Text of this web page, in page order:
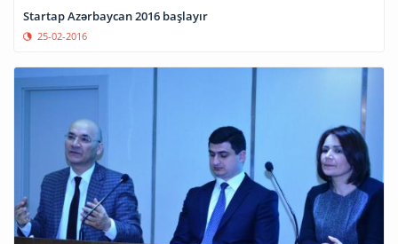
Startap Azərbaycan 2016 başlayır
25-02-2016